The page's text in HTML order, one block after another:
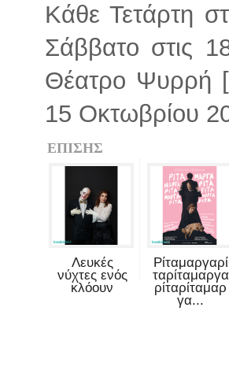
Κάθε Τετάρτη
Σάββατο στις
Θέατρο Ψυρρή
15 Οκτωβρίου
ΕΠΙΣΗΣ
Λευκές
νύχτες ενός
κλόουν
Ρίταμαργαρί
ταρίταμαργα
ρίταρίταμαρ
γα...